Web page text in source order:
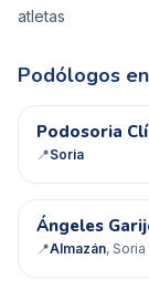
atletas
Podólogos en
PC
Podosoria
📍Soria
ÁG
Ángeles
📍Almazán, Soria